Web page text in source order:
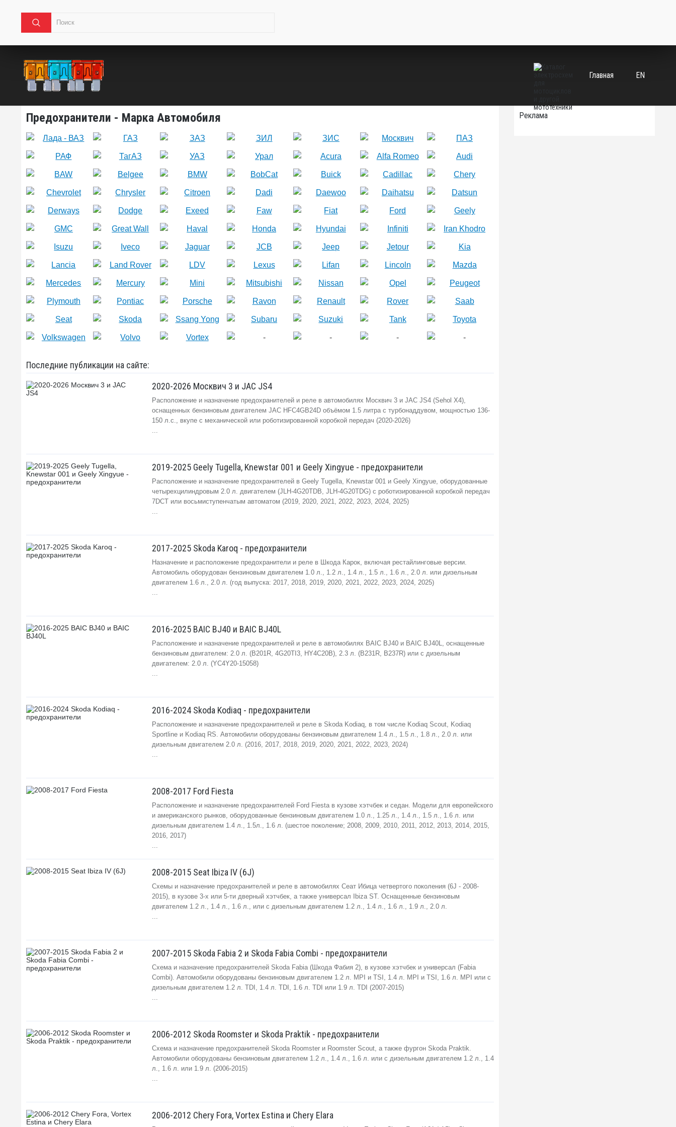
Главная EN
Предохранители - Марка Автомобиля
Последние публикации на сайте:
2020-2026 Москвич 3 и JAC JS4
Расположение и назначение предохранителей и реле в автомобилях Москвич 3 и JAC JS4 (Sehol X4),
оснащенных бензиновым двигателем JAC HFC4GB24D объёмом 1.5 литра с турбонаддувом, мощностью 136-
150 л.с., вкупе с механической или роботизированной коробкой передач (2020-2026)
...
2019-2025 Geely Tugella, Knewstar 001 и Geely Xingyue - предохранители
Расположение и назначение предохранителей в Geely Tugella, Knewstar 001 и Geely Xingyue, оборудованные
четырехцилиндровым 2.0 л. двигателем (JLH-4G20TDB, JLH-4G20TDG) с роботизированной коробкой передач
7DCT или восьмиступенчатым автоматом (2019, 2020, 2021, 2022, 2023, 2024, 2025)
...
2017-2025 Skoda Karoq - предохранители
Назначение и расположение предохранители и реле в Шкода Карок, включая рестайлинговые версии.
Автомобиль оборудован бензиновым двигателем 1.0 л., 1.2 л., 1.4 л., 1.5 л., 1.6 л., 2.0 л. или дизельным
двигателем 1.6 л., 2.0 л. (год выпуска: 2017, 2018, 2019, 2020, 2021, 2022, 2023, 2024, 2025)
...
2016-2025 BAIC BJ40 и BAIC BJ40L
Расположение и назначение предохранителей и реле в автомобилях BAIC BJ40 и BAIC BJ40L, оснащенные
бензиновым двигателем: 2.0 л. (B201R, 4G20TI3, HY4C20B), 2.3 л. (B231R, B237R) или с дизельным
двигателем: 2.0 л. (YC4Y20-15058)
...
2016-2024 Skoda Kodiaq - предохранители
Расположение и назначение предохранителей и реле в Skoda Kodiaq, в том числе Kodiaq Scout, Kodiaq
Sportline и Kodiaq RS. Автомобили оборудованы бензиновым двигателем 1.4 л., 1.5 л., 1.8 л., 2.0 л. или
дизельным двигателем 2.0 л. (2016, 2017, 2018, 2019, 2020, 2021, 2022, 2023, 2024)
...
2008-2017 Ford Fiesta
Расположение и назначение предохранителей Ford Fiesta в кузове хэтчбек и седан. Модели для европейского
и американского рынков, оборудованные бензиновым двигателем 1.0 л., 1.25 л., 1.4 л., 1.5 л., 1.6 л. или
дизельным двигателем 1.4 л., 1.5л., 1.6 л. (шестое поколение; 2008, 2009, 2010, 2011, 2012, 2013, 2014, 2015,
2016, 2017)
...
2008-2015 Seat Ibiza IV (6J)
Схемы и назначение предохранителей и реле в автомобилях Сеат Ибица четвертого поколения (6J - 2008-
2015), в кузове 3-х или 5-ти дверный хэтчбек, а также универсал Ibiza ST. Оснащенные бензиновым
двигателем 1.2 л., 1.4 л., 1.6 л., или с дизельным двигателем 1.2 л., 1.4 л., 1.6 л., 1.9 л., 2.0 л.
...
2007-2015 Skoda Fabia 2 и Skoda Fabia Combi - предохранители
Схема и назначение предохранителей Skoda Fabia (Шкода Фабия 2), в кузове хэтчбек и универсал (Fabia
Combi). Автомобили оборудованы бензиновым двигателем 1.2 л. MPI и TSI, 1.4 л. MPI и TSI, 1.6 л. MPI или с
дизельным двигателем 1.2 л. TDI, 1.4 л. TDI, 1.6 л. TDI или 1.9 л. TDI (2007-2015)
...
2006-2012 Skoda Roomster и Skoda Praktik - предохранители
Схема и назначение предохранителей Skoda Roomster и Roomster Scout, а также фургон Skoda Praktik.
Автомобили оборудованы бензиновым двигателем 1.2 л., 1.4 л., 1.6 л. или с дизельным двигателем 1.2 л., 1.4
л., 1.6 л. или 1.9 л. (2006-2015)
...
2006-2012 Chery Fora, Vortex Estina и Chery Elara
Реклама